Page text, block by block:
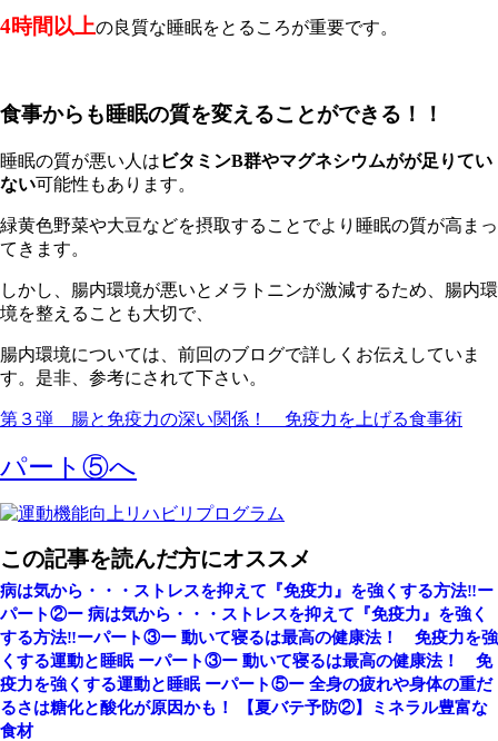
4時間以上の良質な睡眠をとるころが重要です。
食事からも睡眠の質を変えることができる！！
睡眠の質が悪い人は ビタミンB群やマグネシウムがが足りてい
ない可能性もあります。
緑黄色野菜や大豆などを摂取することでより睡眠の質が高まっ
てきます。
しかし、腸内環境が悪いとメラトニンが激減するため、腸内環
境を整えることも大切で、
腸内環境については、前回のブログで詳しくお伝えしていま
す。是非、参考にされて下さい。
第３弾 腸と免疫力の深い関係！ 免疫力を上げる食事術
パート⑤へ
この記事を読んだ方にオススメ
病は気から・・・ストレスを抑えて『免疫力』を強くする方法‼︎ー
パート②ー 病は気から・・・ストレスを抑えて『免疫力』を強く
する方法‼︎ーパート③ー 動いて寝るは最高の健康法！ 免疫力を強
くする運動と睡眠 ーパート③ー 動いて寝るは最高の健康法！ 免
疫力を強くする運動と睡眠 ーパート⑤ー 全身の疲れや身体の重だ
るさは糖化と酸化が原因かも！
【夏バテ予防②】ミネラル豊富な
食材